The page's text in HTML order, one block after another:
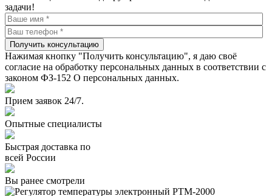
задачи!
Получить консультацию
Нажимая кнопку "Получить консультацию", я даю своё
согласие на обработку персональных данных в соответствии с
законом ФЗ-152 О персональных данных.
Прием заявок 24/7.
Опытные специалисты
Быстрая доставка по
всей России
Вы ранее смотрели